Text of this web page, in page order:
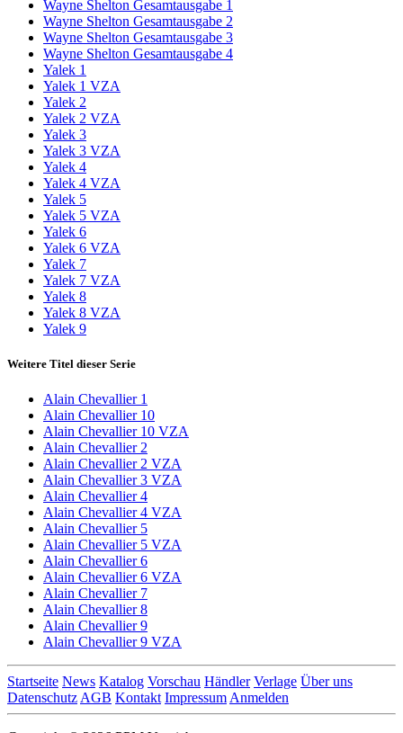
Wayne Shelton Gesamtausgabe 1
Wayne Shelton Gesamtausgabe 2
Wayne Shelton Gesamtausgabe 3
Wayne Shelton Gesamtausgabe 4
Yalek 1
Yalek 1 VZA
Yalek 2
Yalek 2 VZA
Yalek 3
Yalek 3 VZA
Yalek 4
Yalek 4 VZA
Yalek 5
Yalek 5 VZA
Yalek 6
Yalek 6 VZA
Yalek 7
Yalek 7 VZA
Yalek 8
Yalek 8 VZA
Yalek 9
Weitere Titel dieser Serie
Alain Chevallier 1
Alain Chevallier 10
Alain Chevallier 10 VZA
Alain Chevallier 2
Alain Chevallier 2 VZA
Alain Chevallier 3 VZA
Alain Chevallier 4
Alain Chevallier 4 VZA
Alain Chevallier 5
Alain Chevallier 5 VZA
Alain Chevallier 6
Alain Chevallier 6 VZA
Alain Chevallier 7
Alain Chevallier 8
Alain Chevallier 9
Alain Chevallier 9 VZA
Startseite News Katalog Vorschau Händler Verlage Über uns
Datenschutz AGB Kontakt Impressum Anmelden